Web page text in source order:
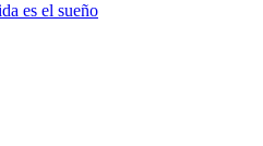
es el sueño